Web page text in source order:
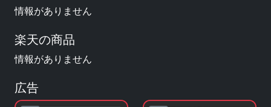
情報がありません
楽天の商品
情報がありません
広告